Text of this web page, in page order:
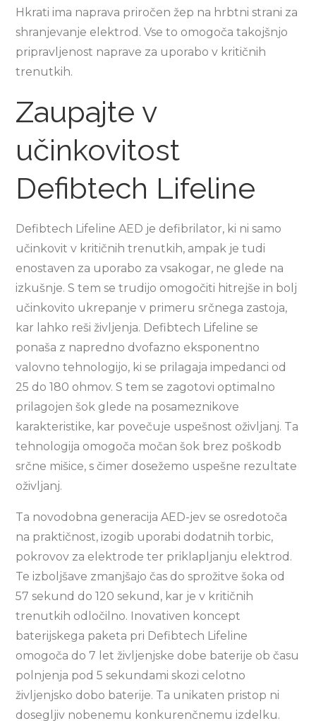
Hkrati ima naprava priročen žep na hrbtni strani za
shranjevanje elektrod. Vse to omogoča takojšnjo
pripravljenost naprave za uporabo v kritičnih
trenutkih.
Zaupajte v
učinkovitost
Defibtech Lifeline
Defibtech Lifeline AED je defibrilator, ki ni samo
učinkovit v kritičnih trenutkih, ampak je tudi
enostaven za uporabo za vsakogar, ne glede na
izkušnje. S tem se trudijo omogočiti hitrejše in bolj
učinkovito ukrepanje v primeru srčnega zastoja,
kar lahko reši življenja. Defibtech Lifeline se
ponaša z napredno dvofazno eksponentno
valovno tehnologijo, ki se prilagaja impedanci od
25 do 180 ohmov. S tem se zagotovi optimalno
prilagojen šok glede na posameznikove
karakteristike, kar povečuje uspešnost oživljanj. Ta
tehnologija omogoča močan šok brez poškodb
srčne mišice, s čimer dosežemo uspešne rezultate
oživljanj.
Ta novodobna generacija AED-jev se osredotoča
na praktičnost, izogib uporabi dodatnih torbic,
pokrovov za elektrode ter priklapljanju elektrod.
Te izboljšave zmanjšajo čas do sprožitve šoka od
57 sekund do 120 sekund, kar je v kritičnih
trenutkih odločilno. Inovativen koncept
baterijskega paketa pri Defibtech Lifeline
omogoča do 7 let življenjske dobe baterije ob času
polnjenja pod 5 sekundami skozi celotno
življenjsko dobo baterije. Ta unikaten pristop ni
dosegljiv nobenemu konkurenčnemu izdelku.